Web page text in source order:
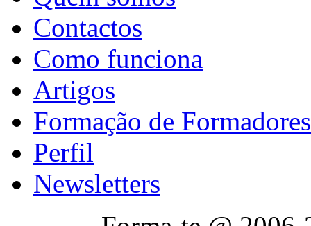
Contactos
Como funciona
Artigos
Formação de Formadores
Perfil
Newsletters